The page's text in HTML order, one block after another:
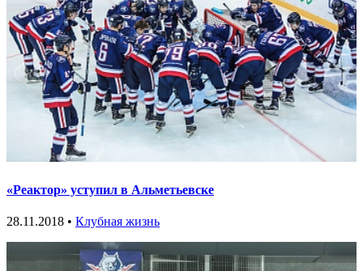
«Реактор» уступил в Альметьевске
28.11.2018 • Клубная жизнь